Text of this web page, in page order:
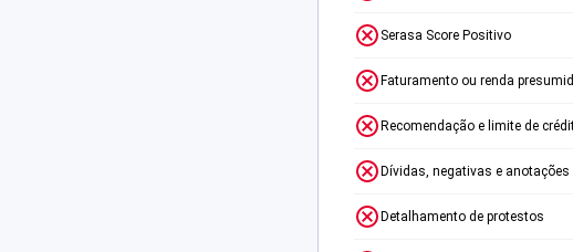
Serasa Score Positivo
Faturamento ou renda
Recomendação e limite de
Dívidas, negativas e anotações
Detalhamento de protestos